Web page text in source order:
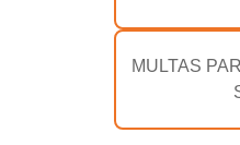
MULTAS